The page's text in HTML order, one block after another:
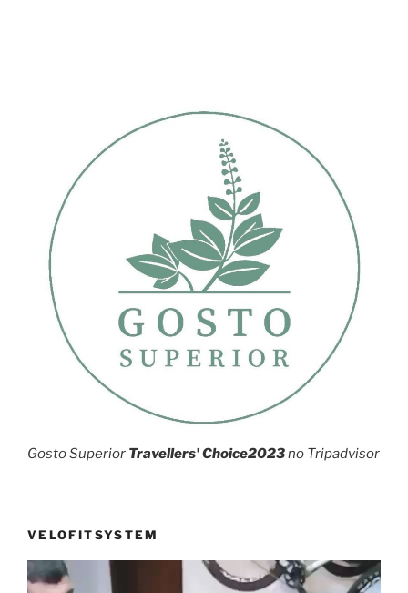
Gosto Superior Travellers' Choice2023no Tripadvisor
VELOFITSYSTEM
Reprodutor